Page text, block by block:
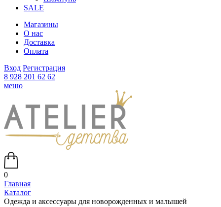
SALE
Магазины
О нас
Доставка
Оплата
Вход Регистрация
8 928 201 62 62
меню
0
Главная
Каталог
Одежда и аксессуары для новорожденных и малышей